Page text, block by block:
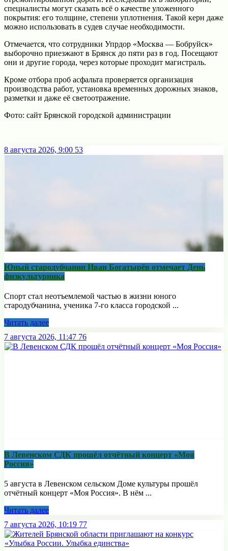
специалисты могут сказать всё о качестве уложенного
покрытия: его толщине, степени уплотнения. Такой керн даже
можно использовать в судев случае необходимости.
Отмечается, что сотрудники Упрдор «Москва — Бобруйск»
выборочно приезжают в Брянск до пяти раз в год. Посещают
они и другие города, через которые проходит магистраль.
Кроме отбора проб асфальта проверяется организация
производства работ, установка временных дорожных знаков,
разметки и даже её светоотражение.
Фото: сайт Брянской городской администрации
8 августа 2026, 9:00 53
Юный стародубчанин Иван Богатырёв отмечает День
физкультурника
Спорт стал неотъемлемой частью в жизни юного
стародубчанина, ученика 7-го класса городской ...
Читать далее
7 августа 2026, 11:47 76
В Левенском СДК прошёл отчётный концерт «Моя
Россия»
5 августа в Левенском сельском Доме культуры прошёл
отчётный концерт «Моя Россия». В нём ...
Читать далее
7 августа 2026, 10:19 77